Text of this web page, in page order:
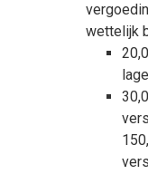
wettelijk